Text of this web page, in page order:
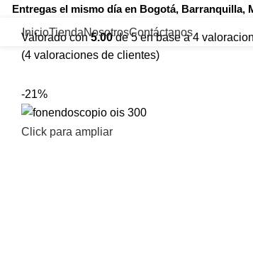
Entregas el mismo día en Bogotá,
InicioTiendaNosotrosContáctanos
Valorado con5.00de 5 en base a4
(4 valoraciones de clientes)
-21%
Click para ampliar